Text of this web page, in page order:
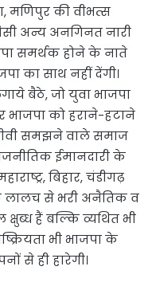
मणिपुर की वीभत्स
अन्य अनगिनत नारी
समर्थक होने के नाते
का साथ नहीं देंगी।
बैठे, जो युवा भाजपा
भाजपा को हराने-हटाने
समझने वाले समाज
ईमानदारी के
बिहार, चंडीगढ़
लालच से भरी अनैतिक व
हैं बल्कि व्यथित भी
भी भाजपा के
से ही हारेगी।